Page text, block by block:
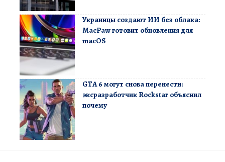
Украинцы создают ИИ без облака:
MacPaw готовит обновления для
macOS
GTA 6 могут снова перенести:
эксразработчик Rockstar объяснил
почему